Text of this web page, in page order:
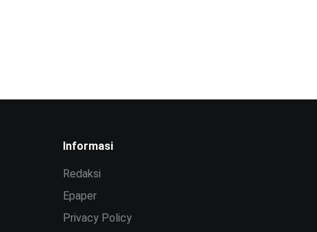
Informasi
Redaksi
Epaper
Privacy Policy